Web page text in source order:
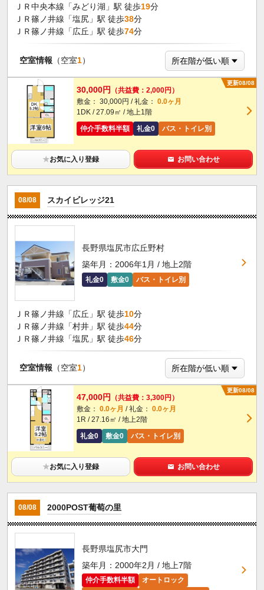
ＪＲ中央本線「みどり湖」駅 徒歩19分
ＪＲ篠ノ井線「塩尻」駅 徒歩38分
ＪＲ篠ノ井線「広丘」駅 徒歩74分
空室情報 （空室1）
更新08/08
30,000円
（共益費：2,000円）
敷金： 30,000円 / 礼金： 0.0ヶ月
1DK / 27.09㎡ / 地上1階
仲介手数料半額
礼金0 バス・トイレ別
★お気に入り登録 お問い合わせ
08/08 スカイビレッジ21
長野県塩尻市広丘野村
築年月：2006年1月 / 地上2階
礼金0 敷金0 バス・トイレ別
ＪＲ篠ノ井線「広丘」駅 徒歩10分
ＪＲ篠ノ井線「村井」駅 徒歩44分
ＪＲ篠ノ井線「塩尻」駅 徒歩46分
空室情報 （空室1）
更新08/08
47,000円
（共益費：3,300円）
敷金： 0.0ヶ月 / 礼金： 0.0ヶ月
1R / 27.16㎡ / 地上2階
礼金0
敷金0 バス・トイレ別
★お気に入り登録 お問い合わせ
08/08 2000POST葡萄の里
長野県塩尻市大門
築年月：2000年2月 / 地上7階
仲介手数料半額
オートロック